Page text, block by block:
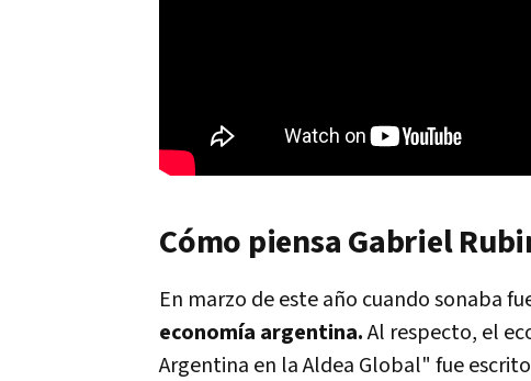
Cómo piensa Gabriel
En marzo de este año cuando sonaba
economía argentina.Al respecto, el
Argentina en la Aldea Global" fue